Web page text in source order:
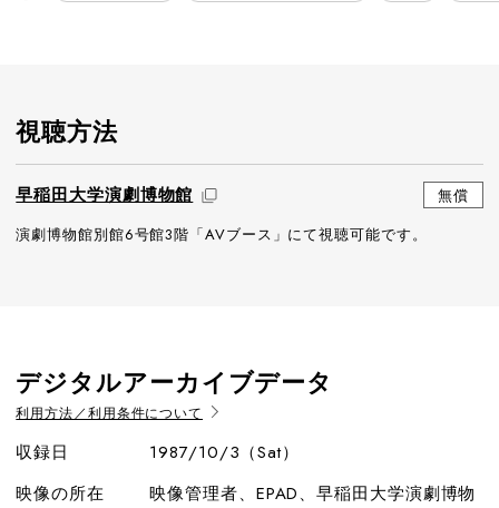
視聴方法
早稲田大学演劇博物館
無償
演劇博物館別館6号館3階「AVブース」にて視聴可能です。
デジタルアーカイブデータ
利用方法／利用条件について
収録日
1987/10/3（Sat）
映像の所在
映像管理者、EPAD、早稲田大学演劇博物